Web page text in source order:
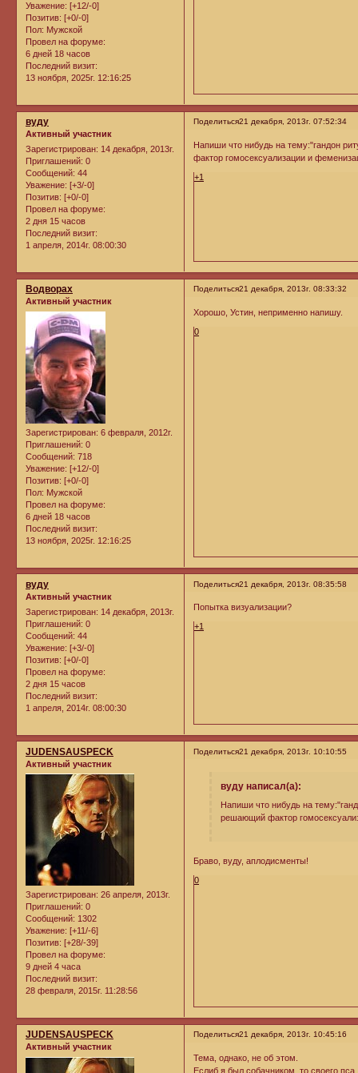
Уважение: [+12/-0]
Позитив: [+0/-0]
Пол: Мужской
Провел на форуме:
6 дней 18 часов
Последний визит:
13 ноября, 2025г. 12:16:25
Поделиться21 декабря, 2013г. 07:52:34
вуду
Активный участник
Зарегистрирован: 14 декабря, 2013г.
Приглашений: 0
Сообщений: 44
Уважение: [+3/-0]
Позитив: [+0/-0]
Провел на форуме:
2 дня 15 часов
Последний визит:
1 апреля, 2014г. 08:00:30
Напиши что нибудь на тему:"гандон
фактор гомосексуализации и
+1
Поделиться21 декабря, 2013г. 08:33:32
Водворах
Активный участник
Зарегистрирован: 6 февраля, 2012г.
Приглашений: 0
Сообщений: 718
Уважение: [+12/-0]
Позитив: [+0/-0]
Пол: Мужской
Провел на форуме:
6 дней 18 часов
Последний визит:
13 ноября, 2025г. 12:16:25
Хорошо, Устин, неприменно напишу.
0
Поделиться21 декабря, 2013г. 08:35:58
вуду
Активный участник
Зарегистрирован: 14 декабря, 2013г.
Приглашений: 0
Сообщений: 44
Уважение: [+3/-0]
Позитив: [+0/-0]
Провел на форуме:
2 дня 15 часов
Последний визит:
1 апреля, 2014г. 08:00:30
Попытка визуализации?
+1
Поделиться21 декабря, 2013г. 10:10:55
JUDENSAUSPECK
Активный участник
Зарегистрирован: 26 апреля, 2013г.
Приглашений: 0
Сообщений: 1302
Уважение: [+11/-6]
Позитив: [+28/-39]
Провел на форуме:
9 дней 4 часа
Последний визит:
28 февраля, 2015г. 11:28:56
вуду написал(а):
Напиши что нибудь на
решающий фактор
Браво, вуду, аплодисменты!
0
Поделиться21 декабря, 2013г. 10:45:16
JUDENSAUSPECK
Активный участник
Тема, однако, не об этом.
Еслиб я был собачником, то своего